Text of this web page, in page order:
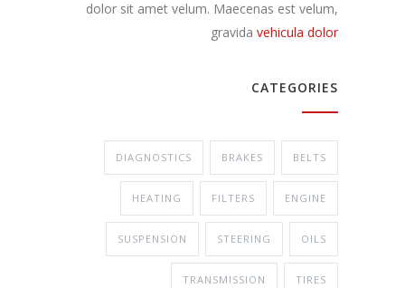
dolor sit amet velum. Maecenas est velum,
gravida vehicula dolor
CATEGORIES
BELTS
BRAKES
DIAGNOSTICS
ENGINE
FILTERS
HEATING
OILS
STEERING
SUSPENSION
TIRES
TRANSMISSION